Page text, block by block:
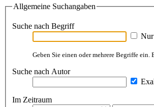
Allgemeine Suchangaben
Suche nach Begriff
Geben Sie einen oder mehrere Begriffe
Suche nach Autor
Im Zeitraum